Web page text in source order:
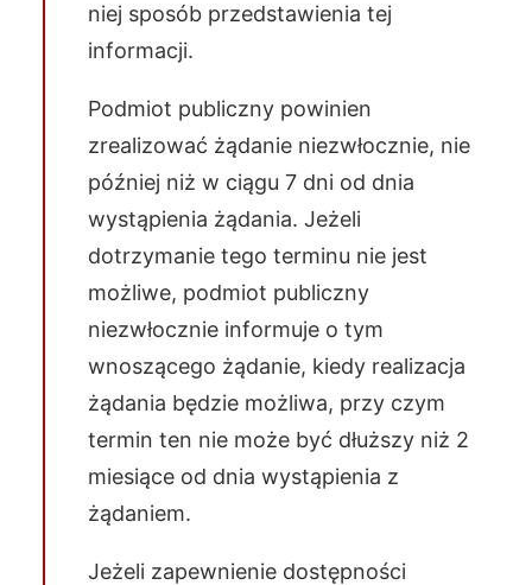
niej sposób przedstawienia tej
informacji.
Podmiot publiczny powinien
zrealizować żądanie niezwłocznie, nie
później niż w ciągu 7 dni od dnia
wystąpienia żądania. Jeżeli
dotrzymanie tego terminu nie jest
możliwe, podmiot publiczny
niezwłocznie informuje o tym
wnoszącego żądanie, kiedy realizacja
żądania będzie możliwa, przy czym
termin ten nie może być dłuższy niż 2
miesiące od dnia wystąpienia z
żądaniem.
Jeżeli zapewnienie dostępności